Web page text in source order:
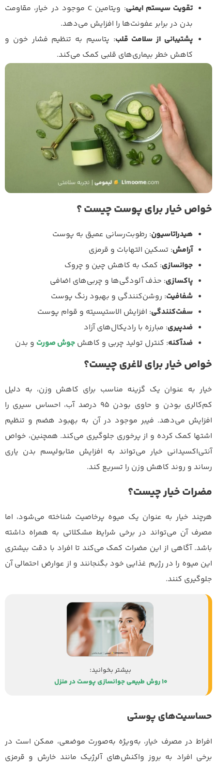
تقویت سیستم ایمنی
: ویتامین C موجود در خیار، مقاومت
بدن در برابر عفونت‌ها را افزایش می‌دهد.
پشتیبانی از سلامت قلب: پتاسیم به تنظیم فشار خون و
کاهش خطر بیماری‌های قلبی کمک می‌کند.
خواص خیار برای پوست چیست ؟
هیدراتاسیون: رطوبت‌رسانی عمیق به پوست
آرامش: تسکین التهابات و قرمزی
جوانسازی: کمک به کاهش چین و چروک
پاکسازی: حذف آلودگی‌ها و چربی‌های اضافی
شفافیت: روشن‌کنندگی و بهبود رنگ پوست
سفت‌کنندگی: افزایش الاستیسیته و قوام پوست
ضدپیری: مبارزه با رادیکال‌های آزاد
ضدآکنه: کنترل تولید چربی و کاهش جوش‌ صورت و بدن
خواص خیار برای لاغری چیست؟
خیار به عنوان یک گزینه مناسب برای کاهش وزن، به دلیل
کم‌کالری بودن و حاوی بودن ۹۵ درصد آب، احساس سیری را
افزایش می‌دهد. فیبر موجود در آن به بهبود هضم و تنظیم
اشتها کمک کرده و از پرخوری جلوگیری می‌کند. همچنین، خواص
آنتی‌اکسیدانی خیار می‌تواند به افزایش متابولیسم بدن یاری
رساند و روند کاهش وزن را تسریع کند.
مضرات خیار چیست؟
هرچند خیار به عنوان یک میوه پرخاصیت شناخته می‌شود، اما
مصرف آن می‌تواند در برخی شرایط مشکلاتی به همراه داشته
باشد. آگاهی از این مضرات کمک می‌کند تا افراد با دقت بیشتری
این میوه را در رژیم غذایی خود بگنجانند و از عوارض احتمالی آن
جلوگیری کنند.
10 روش طبیعی جوانسازی پوست در منزل
حساسیت‌های پوستی
افراط در مصرف خیار، به‌ویژه به‌صورت موضعی، ممکن است در
برخی افراد به بروز واکنش‌های آلرژیک مانند خارش و قرمزی